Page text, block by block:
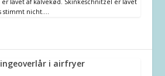
stimmt nicht.…
i airfryer